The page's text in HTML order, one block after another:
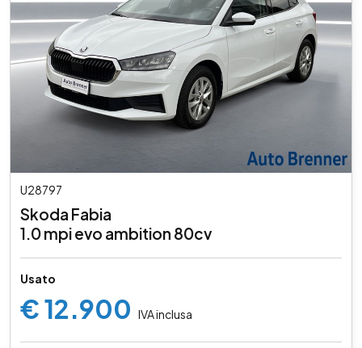
U28797
Skoda Fabia
1.0 mpi evo ambition 80cv
Usato
€ 12.900 IVA inclusa